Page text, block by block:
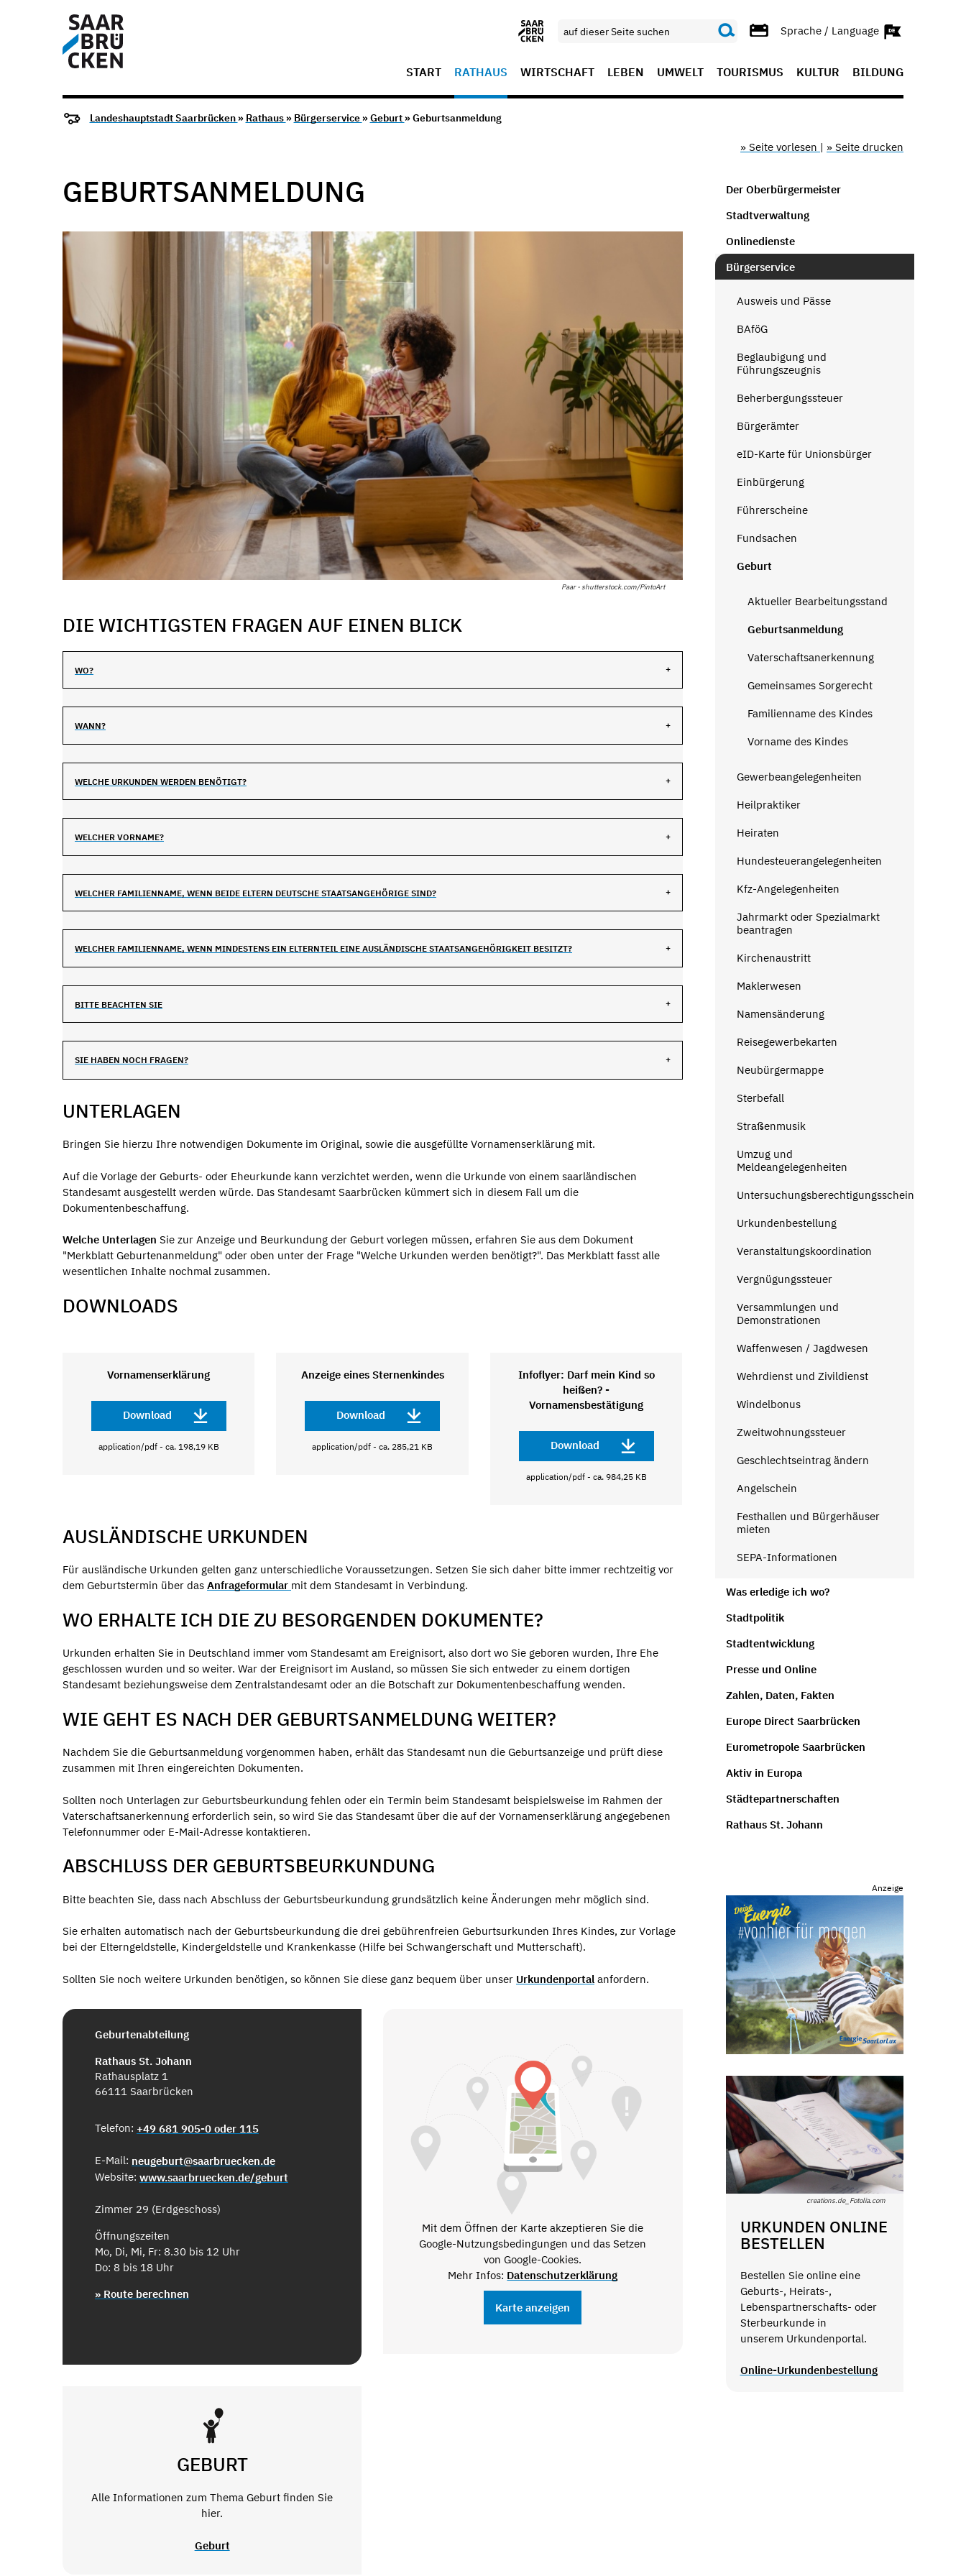
Sprache / Language
START RATHAUS WIRTSCHAFT LEBEN UMWELT TOURISMUS KULTUR BILDUNG
Landeshauptstadt Saarbrücken » Rathaus » Bürgerservice »Geburt » Geburtsanmeldung
» Seite vorlesen | » Seite drucken
GEBURTSANMELDUNG
Paar - shutterstock.com/PintoArt
DIE WICHTIGSTEN FRAGEN AUF EINEN BLICK
WO?
WANN?
WELCHE URKUNDEN WERDEN BENÖTIGT?
WELCHER VORNAME?
WELCHER FAMILIENNAME, WENN BEIDE ELTERN DEUTSCHE STAATSANGEHÖRIGE SIND?
WELCHER FAMILIENNAME, WENN MINDESTENS EIN ELTERNTEIL EINE AUSLÄNDISCHE STAATSANGEHÖRIGKEIT BESITZT?
BITTE BEACHTEN SIE
SIE HABEN NOCH FRAGEN?
UNTERLAGEN
Bringen Sie hierzu Ihre notwendigen Dokumente im Original, sowie die ausgefüllte Vornamenserklärung mit.
Auf die Vorlage der Geburts- oder Eheurkunde kann verzichtet werden, wenn die Urkunde von einem saarländischen
Standesamt ausgestellt werden würde. Das Standesamt Saarbrücken kümmert sich in diesem Fall um die
Dokumentenbeschaffung.
Welche Unterlagen Sie zur Anzeige und Beurkundung der Geburt vorlegen müssen, erfahren Sie aus dem Dokument
"Merkblatt Geburtenanmeldung" oder oben unter der Frage "Welche Urkunden werden benötigt?". Das Merkblatt fasst alle
wesentlichen Inhalte nochmal zusammen.
DOWNLOADS
Vornamenserklärung
Download
application/pdf - ca. 198,19 KB
Anzeige eines Sternenkindes
Download
application/pdf - ca. 285,21 KB
Infoflyer: Darf mein Kind so
heißen? -
Vornamensbestätigung
Download
application/pdf - ca. 984,25 KB
AUSLÄNDISCHE URKUNDEN
Für ausländische Urkunden gelten ganz unterschiedliche Voraussetzungen. Setzen Sie sich daher bitte immer rechtzeitig vor
dem Geburtstermin über das Anfrageformular mit dem Standesamt in Verbindung.
WO ERHALTE ICH DIE ZU BESORGENDEN DOKUMENTE?
Urkunden erhalten Sie in Deutschland immer vom Standesamt am Ereignisort, also dort wo Sie geboren wurden, Ihre Ehe
geschlossen wurden und so weiter. War der Ereignisort im Ausland, so müssen Sie sich entweder zu einem dortigen
Standesamt beziehungsweise dem Zentralstandesamt oder an die Botschaft zur Dokumentenbeschaffung wenden.
WIE GEHT ES NACH DER GEBURTSANMELDUNG WEITER?
Nachdem Sie die Geburtsanmeldung vorgenommen haben, erhält das Standesamt nun die Geburtsanzeige und prüft diese
zusammen mit Ihren eingereichten Dokumenten.
Sollten noch Unterlagen zur Geburtsbeurkundung fehlen oder ein Termin beim Standesamt beispielsweise im Rahmen der
Vaterschaftsanerkennung erforderlich sein, so wird Sie das Standesamt über die auf der Vornamenserklärung angegebenen
Telefonnummer oder E-Mail-Adresse kontaktieren.
ABSCHLUSS DER GEBURTSBEURKUNDUNG
Bitte beachten Sie, dass nach Abschluss der Geburtsbeurkundung grundsätzlich keine Änderungen mehr möglich sind.
Sie erhalten automatisch nach der Geburtsbeurkundung die drei gebührenfreien Geburtsurkunden Ihres Kindes, zur Vorlage
bei der Elterngeldstelle, Kindergeldstelle und Krankenkasse (Hilfe bei Schwangerschaft und Mutterschaft).
Sollten Sie noch weitere Urkunden benötigen, so können Sie diese ganz bequem über unser Urkundenportal anfordern.
Geburtenabteilung
Rathaus St. Johann
Rathausplatz 1
66111 Saarbrücken
Telefon: +49 681 905-0 oder 115
E-Mail: neugeburt@saarbruecken.de
Website: www.saarbruecken.de/geburt
Zimmer 29 (Erdgeschoss)
Öffnungszeiten
Mo, Di, Mi, Fr: 8.30 bis 12 Uhr
Do: 8 bis 18 Uhr
» Route berechnen
Mit dem Öffnen der Karte akzeptieren Sie die
Google-Nutzungsbedingungen und das Setzen
von Google-Cookies.
Mehr Infos: Datenschutzerklärung
Karte anzeigen
GEBURT
Alle Informationen zum Thema Geburt finden Sie
hier.
Geburt
Der Oberbürgermeister
Stadtverwaltung
Onlinedienste
Bürgerservice
Ausweis und Pässe
BAföG
Beglaubigung und
Führungszeugnis
Beherbergungssteuer
Bürgerämter
eID-Karte für Unionsbürger
Einbürgerung
Führerscheine
Fundsachen
Geburt
Aktueller Bearbeitungsstand
Geburtsanmeldung
Vaterschaftsanerkennung
Gemeinsames Sorgerecht
Familienname des Kindes
Vorname des Kindes
Gewerbeangelegenheiten
Heilpraktiker
Heiraten
Hundesteuerangelegenheiten
Kfz-Angelegenheiten
Jahrmarkt oder Spezialmarkt
beantragen
Kirchenaustritt
Maklerwesen
Namensänderung
Reisegewerbekarten
Neubürgermappe
Sterbefall
Straßenmusik
Umzug und
Meldeangelegenheiten
Untersuchungsberechtigungsschein
Urkundenbestellung
Veranstaltungskoordination
Vergnügungssteuer
Versammlungen und
Demonstrationen
Waffenwesen / Jagdwesen
Wehrdienst und Zivildienst
Windelbonus
Zweitwohnungssteuer
Geschlechtseintrag ändern
Angelschein
Festhallen und Bürgerhäuser
mieten
SEPA-Informationen
Was erledige ich wo?
Stadtpolitik
Stadtentwicklung
Presse und Online
Zahlen, Daten, Fakten
Europe Direct Saarbrücken
Eurometropole Saarbrücken
Aktiv in Europa
Städtepartnerschaften
Rathaus St. Johann
Anzeige
creations.de_Fotolia.com
URKUNDEN ONLINE
BESTELLEN
Bestellen Sie online eine
Geburts-, Heirats-,
Lebenspartnerschafts- oder
Sterbeurkunde in
unserem Urkundenportal.
Online-Urkundenbestellung